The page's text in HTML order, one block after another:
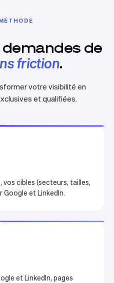
de
friction.
votre visibilité en
et qualifiées.
cibles (secteurs, tailles,
et LinkedIn.
et LinkedIn, pages